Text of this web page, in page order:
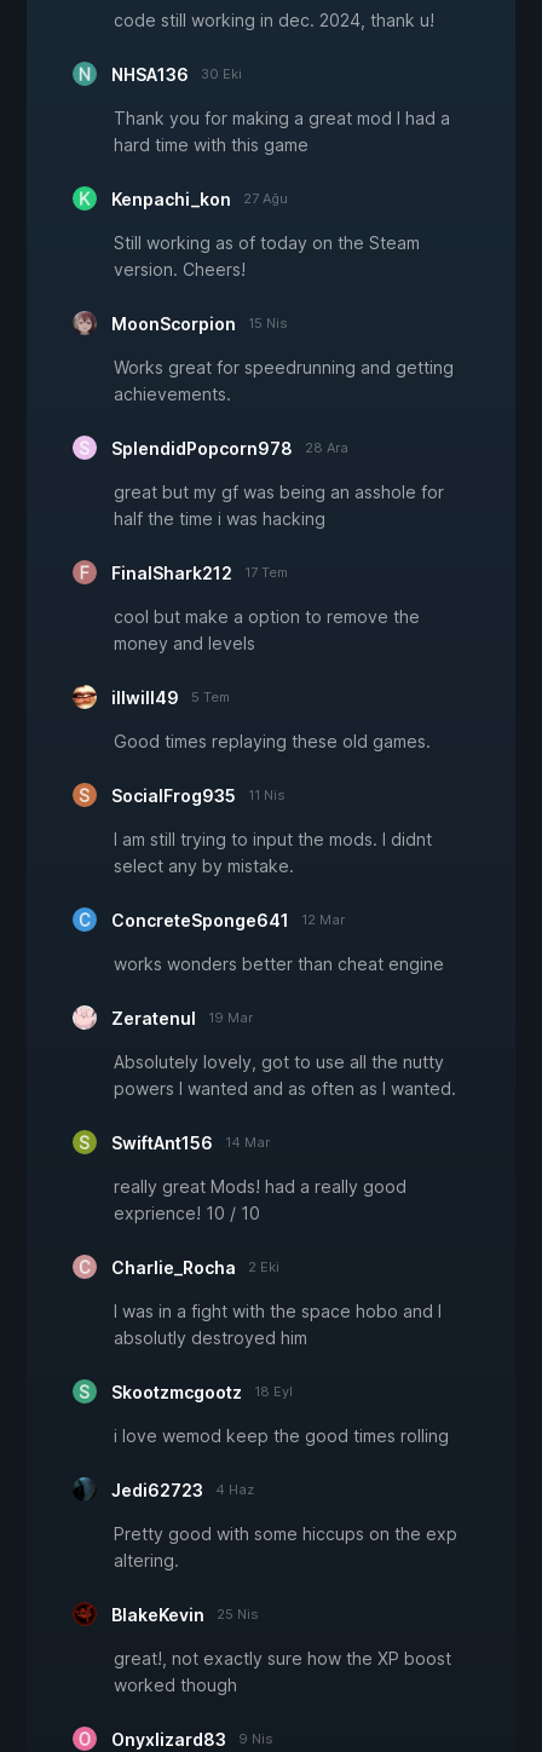
code still working in dec. 2024, thank u!
NHSA136 30 Eki
Thank you for making a great mod I had a
hard time with this game
Kenpachi_kon 27 Ağu
Still working as of today on the Steam
version. Cheers!
MoonScorpion 15 Nis
Works great for speedrunning and getting
achievements.
SplendidPopcorn978 28 Ara
great but my gf was being an asshole for
half the time i was hacking
FinalShark212 17 Tem
cool but make a option to remove the
money and levels
illwill49 5 Tem
Good times replaying these old games.
SocialFrog935 11 Nis
I am still trying to input the mods. I didnt
select any by mistake.
ConcreteSponge641 12 Mar
works wonders better than cheat engine
Zeratenul 19 Mar
Absolutely lovely, got to use all the nutty
powers I wanted and as often as I wanted.
SwiftAnt156 14 Mar
really great Mods! had a really good
exprience! 10 / 10
Charlie_Rocha 2 Eki
I was in a fight with the space hobo and I
absolutly destroyed him
Skootzmcgootz 18 Eyl
i love wemod keep the good times rolling
Jedi62723 4 Haz
Pretty good with some hiccups on the exp
altering.
BlakeKevin 25 Nis
great!, not exactly sure how the XP boost
worked though
Onyxlizard83 9 Nis